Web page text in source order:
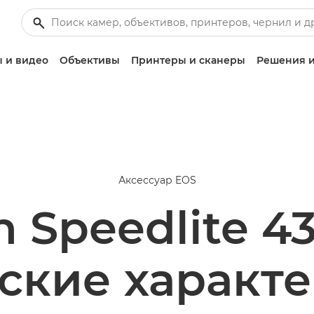
и видео Объективы Принтеры и сканеры Решения
Аксессуар EOS
Speedlite